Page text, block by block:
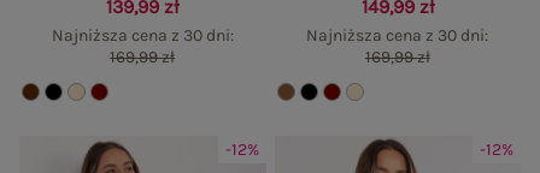
139,99 zł
Najniższa cena z 30 dni:
169,99 zł
149,99 zł
Najniższa cena z 30 dni:
169,99 zł
-12% -12%